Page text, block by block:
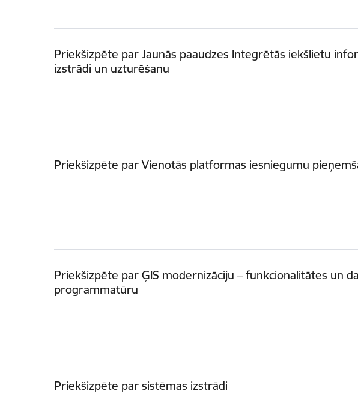
Priekšizpēte par Jaunās paaudzes Integrētās iekšlietu
izstrādi un uzturēšanu
Priekšizpēte par Vienotās platformas iesniegumu
Priekšizpēte par ĢIS modernizāciju – funkcionalitātes un
programmatūru
Priekšizpēte par sistēmas izstrādi